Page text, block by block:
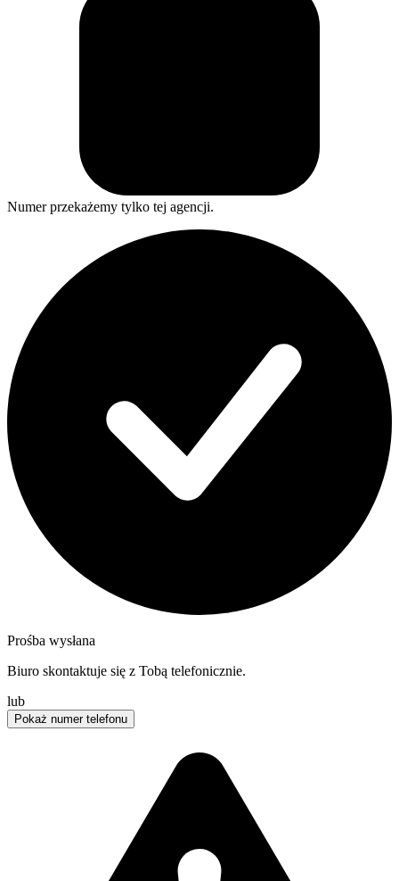
Numer przekażemy tylko tej agencji.
Prośba wysłana
Biuro skontaktuje się z Tobą telefonicznie.
lub
Pokaż numer telefonu